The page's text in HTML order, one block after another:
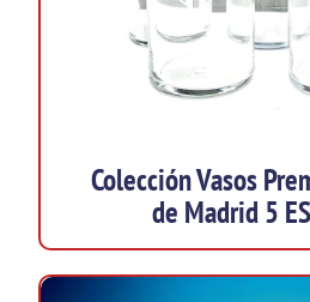
Colección Vasos
de Madrid 5